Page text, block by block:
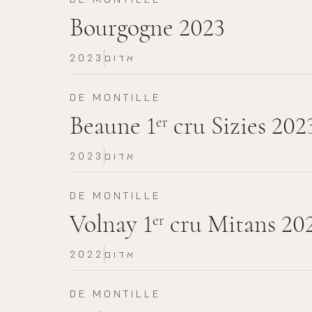
Bourgogne 2023
2023 אדום
DE MONTILLE
Beaune 1er cru Sizies
2023 אדום
DE MONTILLE
Volnay 1er cru Mitans
2022 אדום
DE MONTILLE